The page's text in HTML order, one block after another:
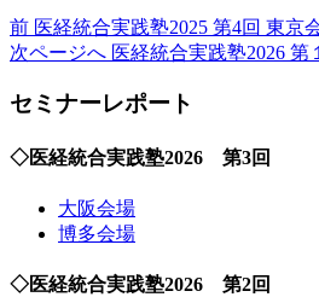
前 前
の
稿:
医経統合実践塾2025 第4回 東京
次ページへ 次
投
医経統合実践塾2026 第
セミナーレポート
◇医経統合実践塾2026 第3回
大阪会場
博多会場
◇医経統合実践塾2026 第2回